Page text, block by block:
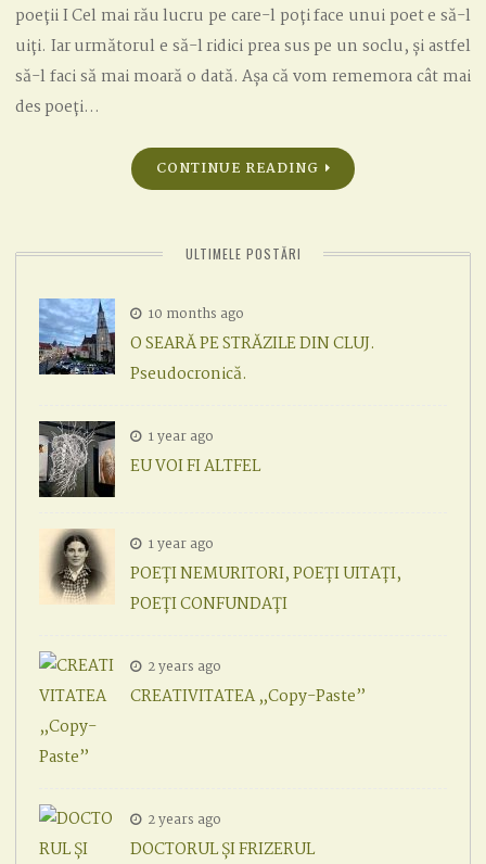
poeții I Cel mai rău lucru pe care-l poți face unui poet e să-l
uiți. Iar următorul e să-l ridici prea sus pe un soclu, și astfel
să-l faci să mai moară o dată. Așa că vom rememora cât mai
des poeți…
CONTINUE READING
ULTIMELE POSTĂRI
10 months ago
O SEARĂ PE STRĂZILE DIN CLUJ.
Pseudocronică.
1 year ago
EU VOI FI ALTFEL
1 year ago
POEȚI NEMURITORI, POEȚI UITAȚI,
POEȚI CONFUNDAȚI
2 years ago
CREATIVITATEA „Copy-Paste”
2 years ago
DOCTORUL ȘI FRIZERUL